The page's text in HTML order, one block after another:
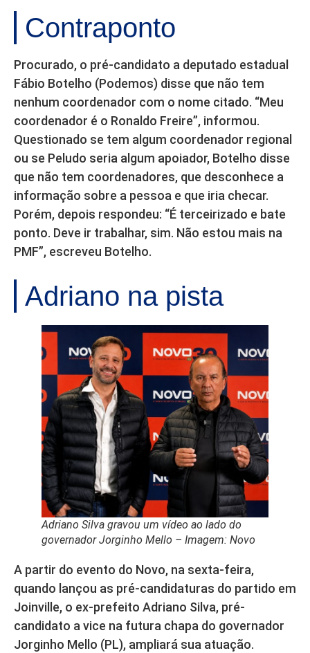
Contraponto
Procurado, o pré-candidato a deputado estadual
Fábio Botelho (Podemos) disse que não tem
nenhum coordenador com o nome citado. “Meu
coordenador é o Ronaldo Freire”, informou.
Questionado se tem algum coordenador regional
ou se Peludo seria algum apoiador, Botelho disse
que não tem coordenadores, que desconhece a
informação sobre a pessoa e que iria checar.
Porém, depois respondeu: “É terceirizado e bate
ponto. Deve ir trabalhar, sim. Não estou mais na
PMF”, escreveu Botelho.
Adriano na pista
Adriano Silva gravou um vídeo ao lado do
governador Jorginho Mello – Imagem: Novo
A partir do evento do Novo, na sexta-feira,
quando lançou as pré-candidaturas do partido em
Joinville, o ex-prefeito Adriano Silva, pré-
candidato a vice na futura chapa do governador
Jorginho Mello (PL), ampliará sua atuação.